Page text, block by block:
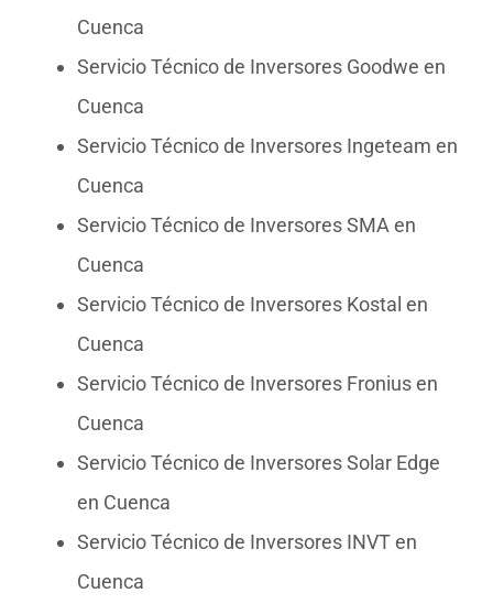
Cuenca
Servicio Técnico de Inversores Goodwe en
Cuenca
Servicio Técnico de Inversores Ingeteam en
Cuenca
Servicio Técnico de Inversores SMA en
Cuenca
Servicio Técnico de Inversores Kostal en
Cuenca
Servicio Técnico de Inversores Fronius en
Cuenca
Servicio Técnico de Inversores Solar Edge
en Cuenca
Servicio Técnico de Inversores INVT en
Cuenca